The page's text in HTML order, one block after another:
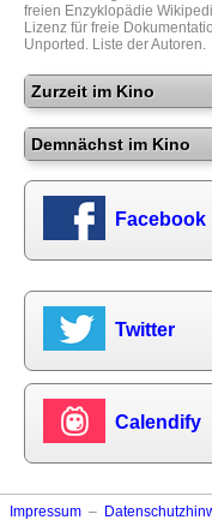
freien Enzyklopädie
Lizenz für freie
Unported . Liste der Autoren.
Zurzeit im Kino
Demnächst im Kino
Facebook
Twitter
Calendify
Impressum –